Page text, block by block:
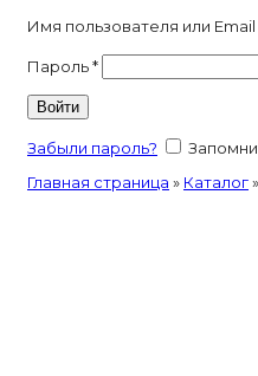
Имя пользователя или Email
Пароль*
Войти
Забыли пароль?
Главная страница » Каталог»